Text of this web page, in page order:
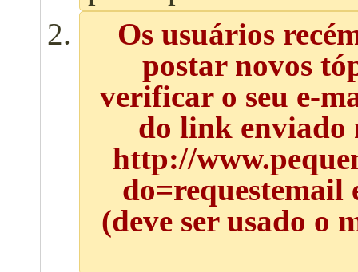
Os usuários
postar novos
verificar o seu e-
do link enviado
http://
do=requestemail
(deve ser usado o